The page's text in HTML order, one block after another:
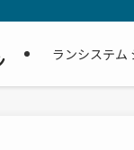
ランシステム